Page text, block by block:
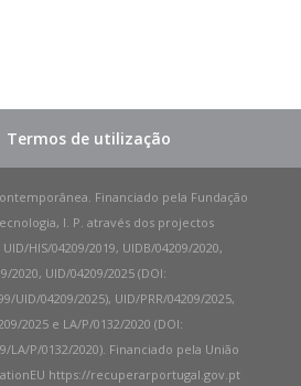
Termos de utilização
Financiado pela Fundação
I. P. através dos projectos
HIS/04209/2019, UIDB/04209/2020,
2020, UID/04209/2025 (DOI:
UID/04209/2025), UID/PRR/04209/2025,
2025 e LA/P/0132/2020 (DOI:
LA/P/0132/2020). Financiado pela União
https://recuperarportugal.gov.pt